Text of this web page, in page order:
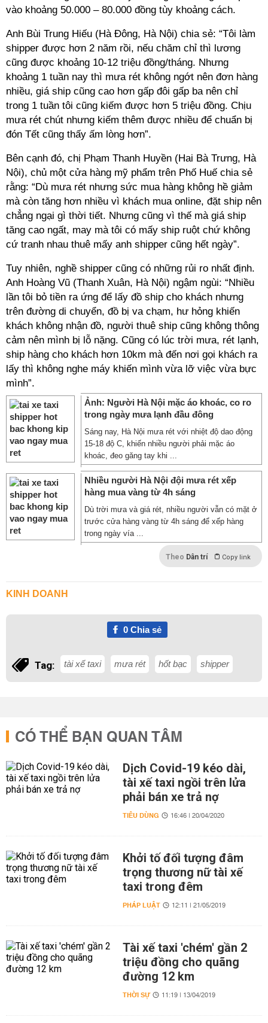
vào khoảng 50.000 – 80.000 đồng tùy khoảng cách.
Anh Bùi Trung Hiếu (Hà Đông, Hà Nội) chia sẻ: “Tôi làm
shipper được hơn 2 năm rồi, nếu chăm chỉ thì lương
cũng được khoảng 10-12 triệu đồng/tháng. Nhưng
khoảng 1 tuần nay thì mưa rét không ngớt nên đơn hàng
nhiều, giá ship cũng cao hơn gấp đôi gấp ba nên chỉ
trong 1 tuần tôi cũng kiếm được hơn 5 triệu đồng. Chịu
mưa rét chút nhưng kiếm thêm được nhiều để chuẩn bị
đón Tết cũng thấy ấm lòng hơn”.
Bên cạnh đó, chị Phạm Thanh Huyền (Hai Bà Trưng, Hà
Nội), chủ một cửa hàng mỹ phẩm trên Phố Huế chia sẻ
rằng: “Dù mưa rét nhưng sức mua hàng không hề giảm
mà còn tăng hơn nhiều vì khách mua online, đặt ship nên
chẳng ngại gì thời tiết. Nhưng cũng vì thế mà giá ship
tăng cao ngất, may mà tôi có mấy ship ruột chứ không
cứ tranh nhau thuê mấy anh shipper cũng hết ngày”.
Tuy nhiên, nghề shipper cũng có những rủi ro nhất định.
Anh Hoàng Vũ (Thanh Xuân, Hà Nội) ngậm ngùi: “Nhiều
lần tôi bỏ tiền ra ứng để lấy đồ ship cho khách nhưng
trên đường di chuyển, đồ bị va chạm, hư hỏng khiến
khách không nhận đồ, người thuê ship cũng không thông
cảm nên mình bị lỗ nặng. Cũng có lúc trời mưa, rét lạnh,
ship hàng cho khách hơn 10km mà đến nơi gọi khách ra
lấy thì không nghe máy khiến mình vừa lỡ việc vừa bực
mình”.
Ảnh: Người Hà Nội mặc áo khoác, co ro
trong ngày mưa lạnh đầu đông
Sáng nay, Hà Nội mưa rét với nhiệt độ dao động
15-18 độ C, khiến nhiều người phải mặc áo
khoác, đeo găng tay khi ...
Nhiều người Hà Nội đội mưa rét xếp
hàng mua vàng từ 4h sáng
Dù trời mưa và giá rét, nhiều người vẫn có mặt ở
trước cửa hàng vàng từ 4h sáng để xếp hàng
trong ngày vía ...
Theo Dân trí Copy link
KINH DOANH
0Chia sẻ
Tag: tài xế taxi mưa rét hốt bạc shipper
CÓ THỂ BẠN QUAN TÂM
Dịch Covid-19 kéo dài,
tài xế taxi ngồi trên lửa
phải bán xe trả nợ
TIÊU DÙNG 16:46 | 20/04/2020
Khởi tố đối tượng đâm
trọng thương nữ tài xế
taxi trong đêm
PHÁP LUẬT 12:11 | 21/05/2019
Tài xế taxi 'chém' gần 2
triệu đồng cho quãng
đường 12 km
THỜI SỰ 11:19 | 13/04/2019